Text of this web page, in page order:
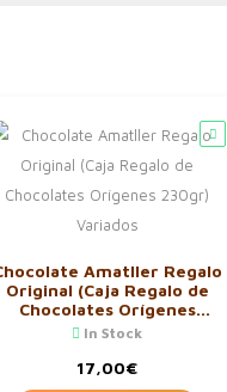
Amatller Regalo
Original (Caja Regalo de
Chocolates Orígenes
230gr) Variados
In Stock
17,00€